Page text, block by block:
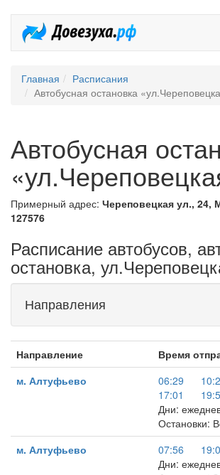
Главная
Расписания
Автобусная остановка
Автобусная
Примерный адрес: Череповецкая ул., 24,
127576
Расписание автобусов,
остановка,
Направления
Направление
Время
м. Алтуфьево
06:29
17:01
Дни:
Остановки:
м. Алтуфьево
07:56
Дни: